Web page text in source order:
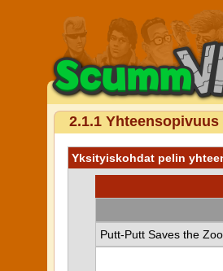
2.1.1 Yhteensopivuus
Yksityiskohdat pelin
Putt-Putt Saves the Zoo